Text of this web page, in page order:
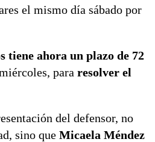
el mismo día sábado por
tiene ahora un plazo de 72
para resolver el
del defensor, no
sino que Micaela Méndez